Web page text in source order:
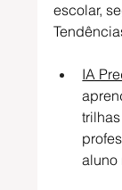
escolar,
IA
aluno